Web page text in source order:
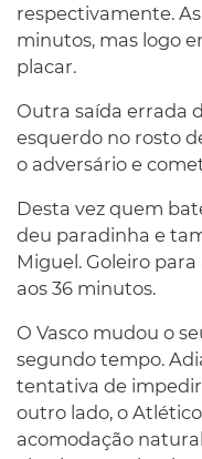
respectivamente.
minutos, mas logo
placar.
Outra saída errada
esquerdo no rosto
o adversário e
Desta vez quem
deu paradinha e
Miguel. Goleiro
aos 36 minutos.
O Vasco mudou o
segundo tempo.
tentativa de impedir
outro lado, o
acomodação